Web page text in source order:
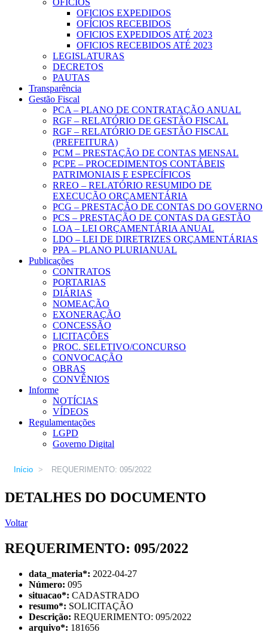
OFICIOS
OFICIOS EXPEDIDOS
OFÍCIOS RECEBIDOS
OFICIOS EXPEDIDOS ATÉ 2023
OFICIOS RECEBIDOS ATÉ 2023
LEGISLATURAS
DECRETOS
PAUTAS
Transparência
Gestão Fiscal
PCA – PLANO DE CONTRATAÇÃO ANUAL
RGF – RELATÓRIO DE GESTÃO FISCAL
RGF – RELATÓRIO DE GESTÃO FISCAL
(PREFEITURA)
PCM – PRESTAÇÃO DE CONTAS MENSAL
PCPE – PROCEDIMENTOS CONTÁBEIS
PATRIMONIAIS E ESPECÍFICOS
RREO – RELATÓRIO RESUMIDO DE
EXECUÇÃO ORÇAMENTÁRIA
PCG – PRESTAÇÃO DE CONTAS DO GOVERNO
PCS – PRESTAÇÃO DE CONTAS DA GESTÃO
LOA – LEI ORÇAMENTÁRIA ANUAL
LDO – LEI DE DIRETRIZES ORÇAMENTÁRIAS
PPA – PLANO PLURIANUAL
Publicações
CONTRATOS
PORTARIAS
DIÁRIAS
NOMEAÇÃO
EXONERAÇÃO
CONCESSÃO
LICITAÇÕES
PROC. SELETIVO/CONCURSO
CONVOCAÇÃO
OBRAS
CONVÊNIOS
Informe
NOTÍCIAS
VÍDEOS
Regulamentações
LGPD
Governo Digital
Início > REQUERIMENTO: 095/2022
DETALHES DO DOCUMENTO
Voltar
REQUERIMENTO: 095/2022
data_materia*: 2022-04-27
Número: 095
situacao*: CADASTRADO
resumo*: SOLICITAÇÃO
Descrição: REQUERIMENTO: 095/2022
arquivo*: 181656